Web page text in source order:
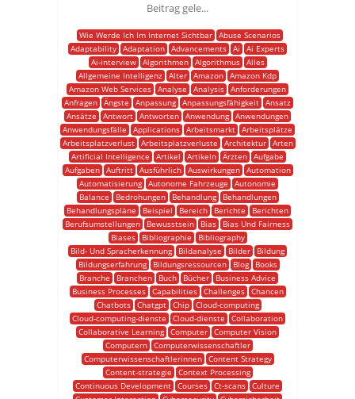
Beitrag gele...
Wie Werde Ich Im Internet Sichtbar
Abuse Scenarios
Adaptability Adaptation Advancements Ai
Ai Experts
Ai-interview
Algorithmen Algorithmus
Alles
Allgemeine Intelligenz Alter Amazon Amazon Kdp
Amazon Web Services Analyse Analysis Anforderungen
Anfragen Ängste Anpassung Anpassungsfähigkeit Ansatz
Ansätze
Antwort Antworten Anwendung Anwendungen
Anwendungsfälle
Applications Arbeitsmarkt Arbeitsplätze
Arbeitsplatzverlust
Arbeitsplatzverluste Architektur
Arten
Artificial Intelligence
Artikel Artikeln Ärzten Aufgabe
Aufgaben
Auftritt Ausführlich Auswirkungen
Automation
Automatisierung Autonome Fahrzeuge
Autonomie
Balance
Bedrohungen Behandlung
Behandlungen
Behandlungspläne
Beispiel Bereich Berichte
Berichten
Berufsumstellungen
Bewusstsein Bias
Bias Und Fairness
Biases
Bibliographie
Bibliography
Bild- Und Spracherkennung
Bildanalyse Bilder
Bildung
Bildungserfahrung
Bildungsressourcen Blog
Books
Branche
Branchen Buch Bücher
Business Advice
Business Processes
Capabilities Challenges
Chancen
Chatbots
Chatgpt Chip
Cloud-computing
Cloud-computing-dienste
Cloud-dienste
Collaboration
Collaborative Learning Computer Computer Vision
Computern
Computerwissenschaftler
Computerwissenschaftlerinnen
Content Strategy
Content-strategie
Context Processing
Continuous Development Courses Ct-scans Culture